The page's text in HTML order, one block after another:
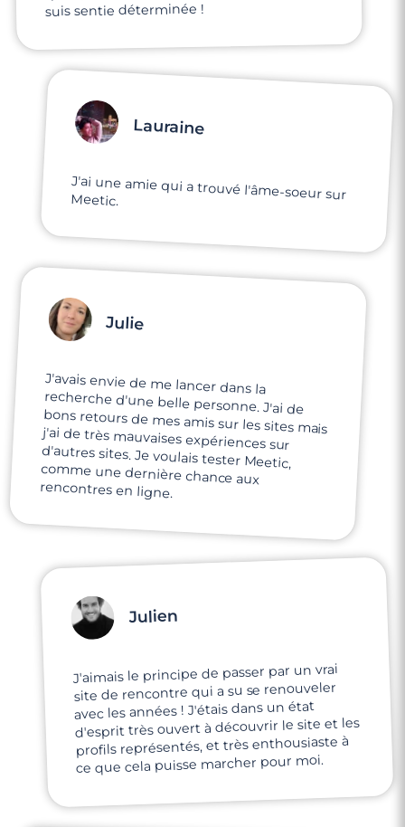
suis sentie déterminée !
Lauraine
J'ai une amie qui a trouvé l'âme-soeur sur
Meetic.
Julie
J'avais envie de me lancer dans la
recherche d'une belle personne. J'ai de
bons retours de mes amis sur les sites mais
j'ai de très mauvaises expériences sur
d'autres sites. Je voulais tester Meetic,
comme une dernière chance aux
rencontres en ligne.
Julien
J'aimais le principe de passer par un vrai
site de rencontre qui a su se renouveler
avec les années ! J'étais dans un état
d'esprit très ouvert à découvrir le site et les
profils représentés, et très enthousiaste à
ce que cela puisse marcher pour moi.